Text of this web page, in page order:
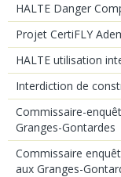
HALTE Danger
Projet CertiFLY
HALTE utilisation
Interdiction de
Commissaire-
Granges-Gontardes
Commissaire
aux Granges-